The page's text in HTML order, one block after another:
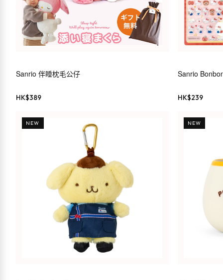
Sanrio 伴睡枕毛公仔
HK$389
Sanrio
HK$239
NEW NEW